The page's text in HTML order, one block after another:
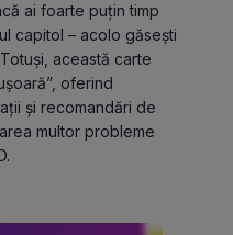
ai foarte puțin timp
capitol – acolo găsești
această carte
oferind
și recomandări de
multor probleme